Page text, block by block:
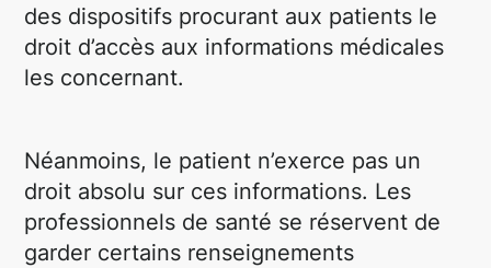
des dispositifs procurant aux patients le
droit d’accès aux informations médicales
les concernant.
Néanmoins, le patient n’exerce pas un
droit absolu sur ces informations. Les
professionnels de santé se réservent de
garder certains renseignements